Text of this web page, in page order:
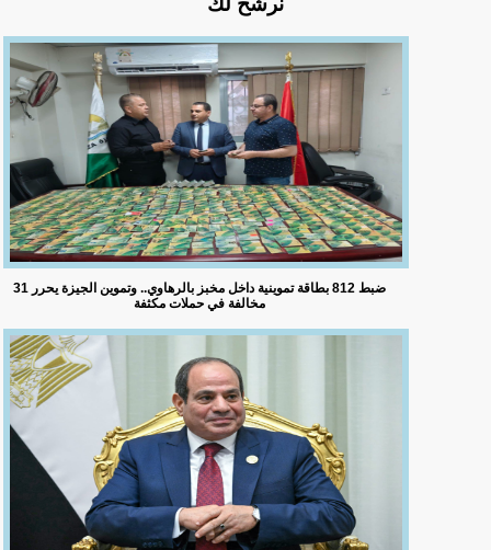
ضبط 812 بطاقة تموينية داخل مخبز بالرهاوي.. وتموين الجيزة يحرر 31
مخالفة في حملات مكثفة